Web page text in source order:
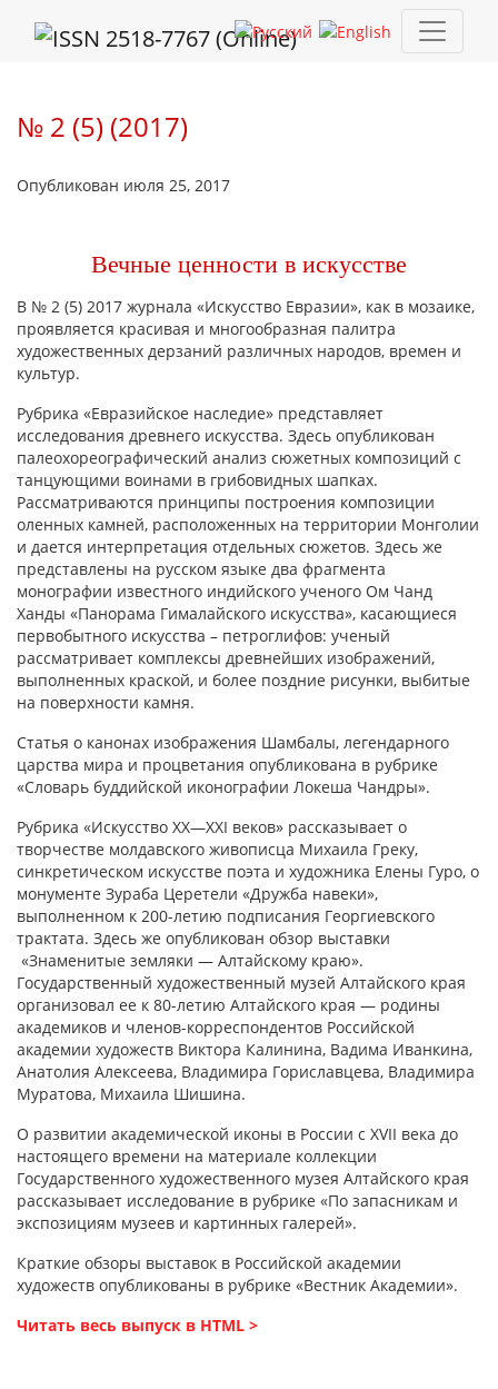
№ 2 (5) (2017)
Опубликован июля 25, 2017
Вечные ценности в искусстве
В № 2 (5) 2017 журнала «Искусство Евразии», как в мозаике,
проявляется красивая и многообразная палитра
художественных дерзаний различных народов, времен и
культур.
Рубрика «Евразийское наследие» представляет
исследования древнего искусства. Здесь опубликован
палеохореографический анализ сюжетных композиций с
танцующими воинами в грибовидных шапках.
Рассматриваются принципы построения композиции
оленных камней, расположенных на территории Монголии
и дается интерпретация отдельных сюжетов. Здесь же
представлены на русском языке два фрагмента
монографии известного индийского ученого Ом Чанд
Ханды «Панорама Гималайского искусства», касающиеся
первобытного искусства – петроглифов: ученый
рассматривает комплексы древнейших изображений,
выполненных краской, и более поздние рисунки, выбитые
на поверхности камня.
Статья о канонах изображения Шамбалы, легендарного
царства мира и процветания опубликована в рубрике
«Словарь буддийской иконографии Локеша Чандры».
Рубрика «Искусство XX—XXI веков» рассказывает о
творчестве молдавского живописца Михаила Греку,
синкретическом искусстве поэта и художника Елены Гуро, о
монументе Зураба Церетели «Дружба навеки»,
выполненном к 200-летию подписания Георгиевского
трактата. Здесь же опубликован обзор выставки
«Знаменитые земляки — Алтайскому краю».
Государственный художественный музей Алтайского края
организовал ее к 80-летию Алтайского края — родины
академиков и членов-корреспондентов Российской
академии художеств Виктора Калинина, Вадима Иванкина,
Анатолия Алексеева, Владимира Гориславцева, Владимира
Муратова, Михаила Шишина.
О развитии академической иконы в России с XVII века до
настоящего времени на материале коллекции
Государственного художественного музея Алтайского края
рассказывает исследование в рубрике «По запасникам и
экспозициям музеев и картинных галерей».
Краткие обзоры выставок в Российской академии
художеств опубликованы в рубрике «Вестник Академии».
Читать весь выпуск в HTML >